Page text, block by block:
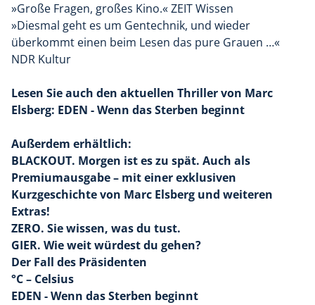
»Große Fragen, großes Kino.« ZEIT Wissen
»Diesmal geht es um Gentechnik, und wieder
überkommt einen beim Lesen das pure Grauen …«
NDR Kultur
Lesen Sie auch den aktuellen Thriller von Marc
Elsberg: EDEN - Wenn das Sterben beginnt
Außerdem erhältlich:
BLACKOUT. Morgen ist es zu spät. Auch als
Premiumausgabe – mit einer exklusiven
Kurzgeschichte von Marc Elsberg und weiteren
Extras!
ZERO. Sie wissen, was du tust.
GIER. Wie weit würdest du gehen?
Der Fall des Präsidenten
°C – Celsius
EDEN - Wenn das Sterben beginnt